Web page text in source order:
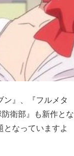
ン』、『フルメタ
衛部』も新作とな
となっていますよ